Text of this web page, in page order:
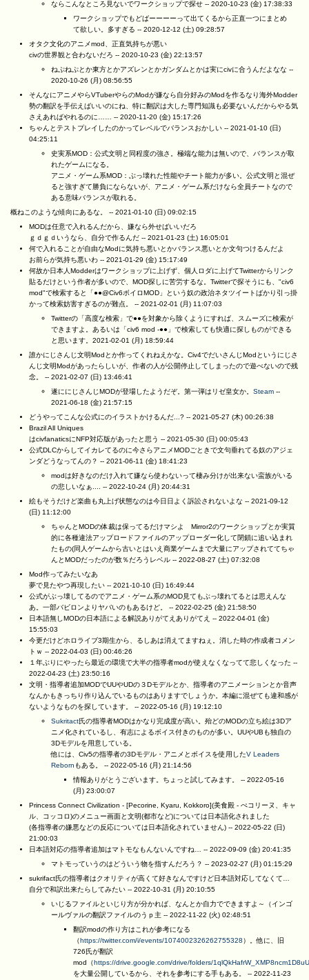
ならこんなところ見ないでワークショップで探せ -- 2020-10-23 (金) 17:38:33
ワークショップでもどばーーーーって出てくるから正直一つにまとめ
て欲しい。多すぎる -- 2020-12-12 (土) 09:28:57
オタク文化のアニメmod、正直気持ちが悪い
civの世界観と合わないだろ -- 2020-10-23 (金) 22:13:57
ねぷねぷとか東方とかアズレンとかガンダムとかは実にcivに合うんだよなな --
2020-10-26 (月) 08:56:55
そんなにアニメやらVTuberやらのModが嫌なら自分好みのModを作るなり海外Modder
勢の翻訳を手伝えばいいのにね、特に翻訳は大した専門知識も必要ないんだからやる気
さえあればやれるのに…… -- 2020-11-20 (金) 15:17:26
ちゃんとテストプレイしたのかってレベルでバランスおかしい -- 2021-01-10 (日)
04:25:11
史実系MOD：公式文明と同程度の強さ。極端な能力は無いので、バランスが取
れたゲームになる。
アニメ・ゲーム系MOD：ぶっ壊れた性能やチート能力が多い。公式文明と混ぜ
ると強すぎて勝負にならないが、アニメ・ゲーム系だけなら全員チートなので
ある意味バランスが取れる。
概ねこのような傾向にあるな。 -- 2021-01-10 (日) 09:02:15
MODは任意で入れるんだから、嫌なら外せばいいだろ
ｇｄｇｄいうなら、自分で作るんだ -- 2021-01-23 (土) 16:05:01
何で入れることが自由なModに気持ち悪いとかバランス悪いとか文句つけるんだよ
お前らが気持ち悪いわ -- 2021-01-29 (金) 15:17:49
何故か日本人Modderはワークショップに上げず、個人ロダに上げてTwitterからリンク
貼るだけという作者が多いので、MOD探しに苦労するな。Twitterで探そうにも、"civ6
mod"で検索すると「●●@Civ6ボイロMOD」という奴の政治ネタツイートばかり引っ掛
かって検索妨害すぎるのが難点。 -- 2021-02-01 (月) 11:07:03
Twitterの「高度な検索」で●●を対象から除くようにすれば、スムーズに検索が
できますよ。あるいは「civ6 mod -●●」で検索しても快適に探しものができる
と思います。2021-02-01 (月) 18:59:44
誰かにじさんじ文明Modとか作ってくれねえかな。Civ4でだいさんじModというにじさ
んじ文明Modがあったらしいが、作者の人が公開停止してしまったので遊べないので残
念。 -- 2021-02-07 (日) 13:46:41
遂ににじさんじMODが登場したようだぞ。第一弾はリゼ皇女か。 Steam --
2021-06-18 (金) 21:57:15
どうやってこんな公式にのイラストかけるんだ...? -- 2021-05-27 (木) 00:26:38
Brazil All Uniques
はcivfanaticsにNFP対応版があったと思う -- 2021-05-30 (日) 00:05:43
公式DLCからしてイカレてるのに今さらアニメMODごときで文句垂れてる奴のアジェ
ンダどうなってんの？ -- 2021-06-11 (金) 18:41:23
modは好きなのだけ入れて嫌なら使わないって棲み分けが出来ない蛮族がいる
の悲しいなぁ.... -- 2022-10-24 (月) 20:44:31
絵もそうだけど楽曲も丸上げ状態なのは今日日よく訴訟されないよな -- 2021-09-12
(日) 11:12:00
ちゃんとMODの体裁は保ってるだけマシよ Mirror2のワークショップとか実質
的に各種違法アップロードファイルのアップローダー化して閉鎖に追い込まれ
たもの(同人ゲームから古いとはいえ商業ゲームまで大量にアップされててちゃ
んとMODだったのが数％だろうレベル -- 2022-08-27 (土) 07:32:08
Mod作ってみたいなあ
夢で見たやつ再現したい -- 2021-10-10 (日) 16:49:44
公式がぶっ壊してるのでアニメ・ゲーム系のMOD見てもぶっ壊れてるとは思えんな
あ。一部バビロンよりヤバいのもあるけど。 -- 2022-02-25 (金) 21:58:50
日本語無しMODの日本語による解説ありがてえありがてえ -- 2022-04-01 (金)
15:55:03
今更だけどホロライブ3期生から、るしあは消えてますねぇ。消した時の作成者コメン
トｗ -- 2022-04-03 (日) 00:46:26
１年ぶりにやったら最近の環境で大半の指導者modが使えなくなってて悲しくなった --
2022-04-23 (土) 23:50:16
文明・指導者追加MODでUUやUDの３Dモデルとか、指導者のアニメーションとか音声
なんかもきっちり作り込んでいるものはありますでしょうか。本編に混ぜても違和感が
ないようなものを探しています。 -- 2022-05-16 (月) 19:12:10
Sukritact氏の指導者MODはかなり完成度が高い。殆どのMODの立ち絵は3Dア
ニメ化されているし、有志によるボイス付きのものが多い。UUやUBも独自の
3Dモデルを用意している。
他には、Civ5の指導者の3Dモデル・アニメとボイスを使用したV Leaders
Reborn もある。 -- 2022-05-16 (月) 21:14:56
情報ありがとうございます。ちょっと試してみます。 -- 2022-05-16
(月) 23:00:07
Princess Connect Civilization - [Pecorine, Kyaru, Kokkoro](美食殿 - ぺコリーヌ、キャ
ル、コッコロ)のメニュー画面と文明(都市など)については日本語化されました
(各指導者の嫌悪などの反応については日本語化されていません) -- 2022-05-22 (日)
21:00:03
日本語対応の指導者追加はマトモなもんないんですね… -- 2022-09-09 (金) 20:41:35
マトモっていうのはどういう物を指すんだろう？ -- 2023-02-27 (月) 01:15:29
sukrifact氏の指導者はクオリティが高くて好きなんですけど日本語対応してなくて…
自分で和訳出来たらしてみたい -- 2022-10-31 (月) 20:10:55
いじるファイルといじり方が分かれば、なんとか自力でできますよ～（インゴ
ールヴァルの翻訳ファイルのうｐ主 -- 2022-11-22 (火) 02:48:51
翻訳modの作り方はこれが参考になる
（https://twitter.com/i/events/1074002326262755328）。他に、旧
726氏が翻訳
mod（https://drive.google.com/drive/folders/
を大量公開しているから、それを参考にする手もある。 -- 2022-11-23